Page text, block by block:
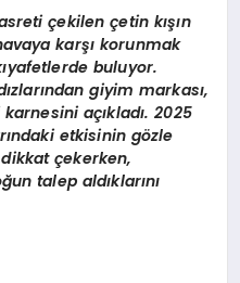
çekilen çetin kışın
karşı korunmak
ıyafetlerde buluyor.
giyim markası,
açıkladı. 2025
etkisinin gözle
çekerken,
talep aldıklarını